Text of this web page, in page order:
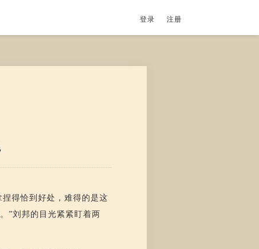
登录 注册
得恰到好处，难得的是这
”刘邦的目光紧紧盯着两